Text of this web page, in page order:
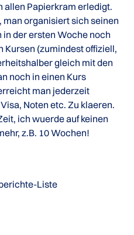
allen Papierkram erledigt.
man organisiert sich seinen
der ersten Woche noch
Kursen (zumindest offiziell,
gleich mit den
noch in einen Kurs
man jederzeit
Noten etc. Zu klaeren.
ich wuerde auf keinen
z.B. 10 Wochen!
Liste